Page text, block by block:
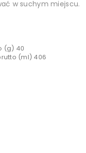
w suchym miejscu.
(g) 40
(ml) 406